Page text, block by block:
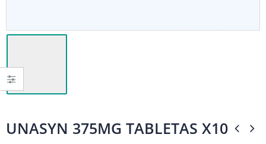
UNASYN 375MG TABLETAS X10